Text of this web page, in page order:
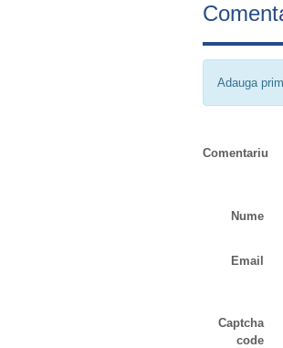
Adauga
Comentariu
Nume
Email
Captcha
code